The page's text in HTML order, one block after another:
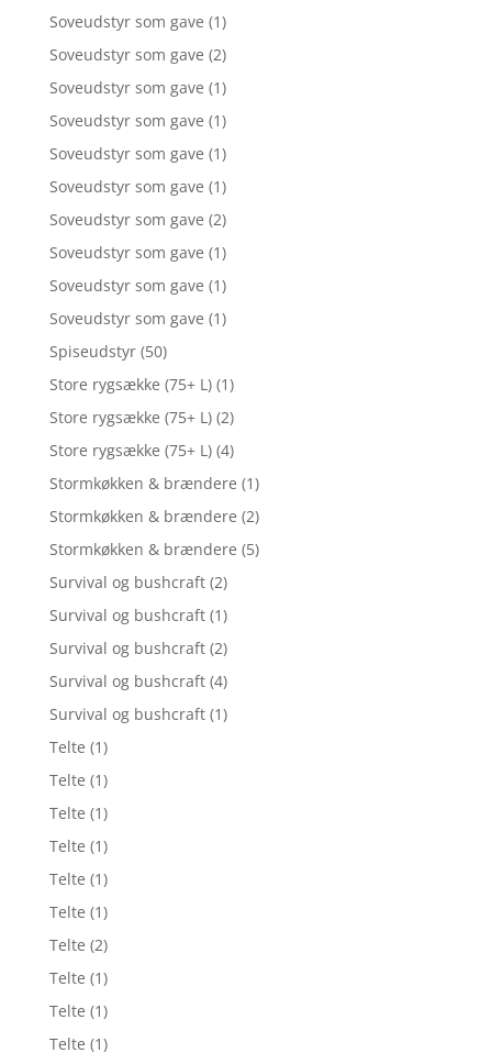
Soveudstyr som gave (1)
Soveudstyr som gave (2)
Soveudstyr som gave (1)
Soveudstyr som gave (1)
Soveudstyr som gave (1)
Soveudstyr som gave (1)
Soveudstyr som gave (2)
Soveudstyr som gave (1)
Soveudstyr som gave (1)
Soveudstyr som gave (1)
Spiseudstyr (50)
Store rygsække (75+ L) (1)
Store rygsække (75+ L) (2)
Store rygsække (75+ L) (4)
Stormkøkken & brændere (1)
Stormkøkken & brændere (2)
Stormkøkken & brændere (5)
Survival og bushcraft (2)
Survival og bushcraft (1)
Survival og bushcraft (2)
Survival og bushcraft (4)
Survival og bushcraft (1)
Telte (1)
Telte (1)
Telte (1)
Telte (1)
Telte (1)
Telte (1)
Telte (2)
Telte (1)
Telte (1)
Telte (1)